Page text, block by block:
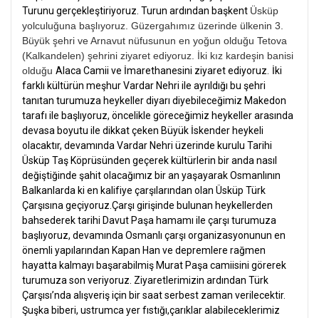
Turunu gerçekleştiriyoruz. Turun ardından başkent Üsküp
yolculuğuna başlıyoruz. Güzergahımız üzerinde ülkenin 3.
Büyük şehri ve Arnavut nüfusunun en yoğun olduğu Tetova
(Kalkandelen) şehrini ziyaret ediyoruz. İki kız kardeşin banisi
olduğu Alaca Camii ve İmarethanesini ziyaret ediyoruz. İki
farklı kültürün meşhur Vardar Nehri ile ayrıldığı bu şehri
tanıtan turumuza heykeller diyarı diyebileceğimiz Makedon
tarafı ile başlıyoruz, öncelikle göreceğimiz heykeller arasında
devasa boyutu ile dikkat çeken Büyük İskender heykeli
olacaktır, devamında Vardar Nehri üzerinde kurulu Tarihi
Üsküp Taş Köprüsünden geçerek kültürlerin bir anda nasıl
değiştiğinde şahit olacağımız bir an yaşayarak Osmanlının
Balkanlarda ki en kalifiye çarşılarından olan Üsküp Türk
Çarşısına geçiyoruz.Çarşı girişinde bulunan heykellerden
bahsederek tarihi Davut Paşa hamamı ile çarşı turumuza
başlıyoruz, devamında Osmanlı çarşı organizasyonunun en
önemli yapılarından Kapan Han ve depremlere rağmen
hayatta kalmayı başarabilmiş Murat Paşa camiisini görerek
turumuza son veriyoruz. Ziyaretlerimizin ardından Türk
Çarşısı’nda alışveriş için bir saat serbest zaman verilecektir.
Şuşka biberi, ustrumca yer fıstığı,çarıklar alabileceklerimiz